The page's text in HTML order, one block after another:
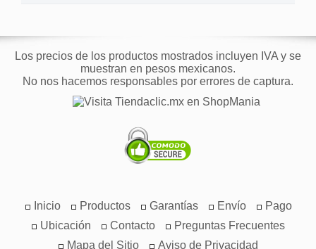
Los precios de los productos mostrados incluyen IVA y se
muestran en pesos mexicanos.
No nos hacemos responsables por errores de captura.
Inicio Productos Garantías Envío
Pago
Ubicación
Contacto
Preguntas Frecuentes
Mapa del Sitio
Aviso de Privacidad